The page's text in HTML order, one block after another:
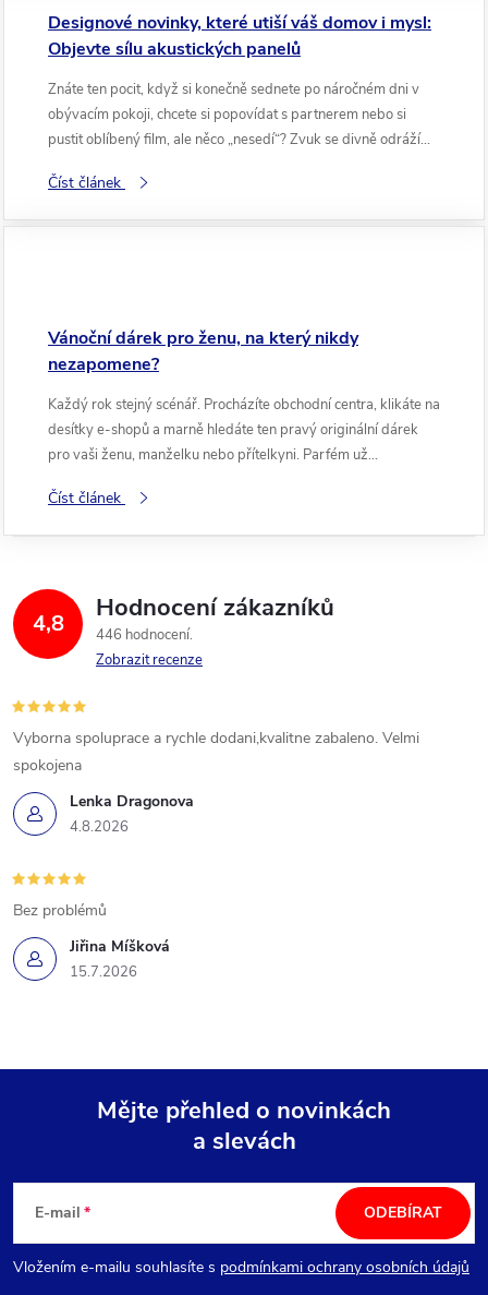
Designové novinky, které utiší váš domov i mysl:
Objevte sílu akustických panelů
Znáte ten pocit, když si konečně sednete po náročném dni v
obývacím pokoji, chcete si popovídat s partnerem nebo si
pustit oblíbený film, ale něco „nesedí“? Zvuk se divně odráží...
Číst článek
Vánoční dárek pro ženu, na který nikdy
nezapomene?
Každý rok stejný scénář. Procházíte obchodní centra, klikáte na
desítky e-shopů a marně hledáte ten pravý originální dárek
pro vaši ženu, manželku nebo přítelkyni. Parfém už...
Číst článek
4,8 Hodnocení zákazníků
446 hodnocení
Zobrazit recenze
Lenka Dragonova
4.8.2026
Vyborna spoluprace a rychle dodani,kvalitne zabaleno. Velmi
spokojena
Jiřina Míšková
15.7.2026
Bez problémů
p
Mějte přehled o novinkách
a slevách
E-mail
Vložením e-mailu souhlasíte s podmínkami ochrany osobních údajů
ODEBÍRAT